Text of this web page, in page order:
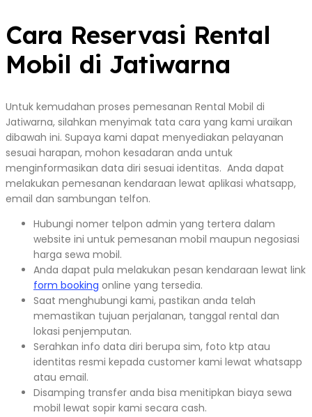
Cara Reservasi Rental
Mobil di Jatiwarna
Untuk kemudahan proses pemesanan Rental Mobil di
Jatiwarna, silahkan menyimak tata cara yang kami uraikan
dibawah ini. Supaya kami dapat menyediakan pelayanan
sesuai harapan, mohon kesadaran anda untuk
menginformasikan data diri sesuai identitas. Anda dapat
melakukan pemesanan kendaraan lewat aplikasi whatsapp,
email dan sambungan telfon.
Hubungi nomer telpon admin yang tertera dalam
website ini untuk pemesanan mobil maupun negosiasi
harga sewa mobil.
Anda dapat pula melakukan pesan kendaraan lewat link
form booking online yang tersedia.
Saat menghubungi kami, pastikan anda telah
memastikan tujuan perjalanan, tanggal rental dan
lokasi penjemputan.
Serahkan info data diri berupa sim, foto ktp atau
identitas resmi kepada customer kami lewat whatsapp
atau email.
Disamping transfer anda bisa menitipkan biaya sewa
mobil lewat sopir kami secara cash.